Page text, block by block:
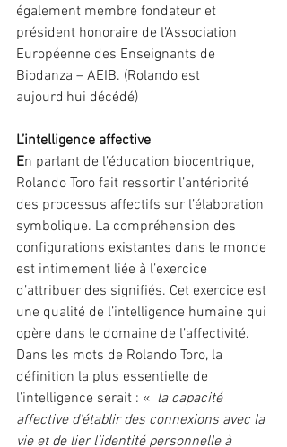
également membre fondateur et
président honoraire de l’Association
Européenne des Enseignants de
Biodanza – AEIB. (Rolando est
aujourd'hui décédé)
L’intelligence affective
En parlant de l’éducation biocentrique,
Rolando Toro fait ressortir l’antériorité
des processus affectifs sur l’élaboration
symbolique. La compréhension des
configurations existantes dans le monde
est intimement liée à l’exercice
d’attribuer des signifiés. Cet exercice est
une qualité de l’intelligence humaine qui
opère dans le domaine de l’affectivité.
Dans les mots de Rolando Toro, la
définition la plus essentielle de
l’intelligence serait : « la capacité
affective d’établir des connexions avec la
vie et de lier l’identité personnelle à